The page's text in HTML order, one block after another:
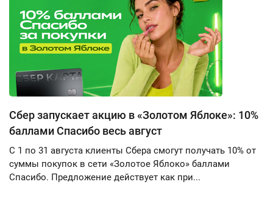
Сбер запускает акцию в «Золотом Яблоке»: 10%
баллами Спасибо весь август
С 1 по 31 августа клиенты Сбера смогут получать 10% от
суммы покупок в сети «Золотое Яблоко» баллами
Спасибо. Предложение действует как при...